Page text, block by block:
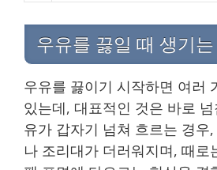
우유를 끓일 때 생기
우유를 끓이기 시작하면 여러
있는데, 대표적인 것은 바로
유가 갑자기 넘쳐 흐르는 경우
나 조리대가 더러워지며, 때로